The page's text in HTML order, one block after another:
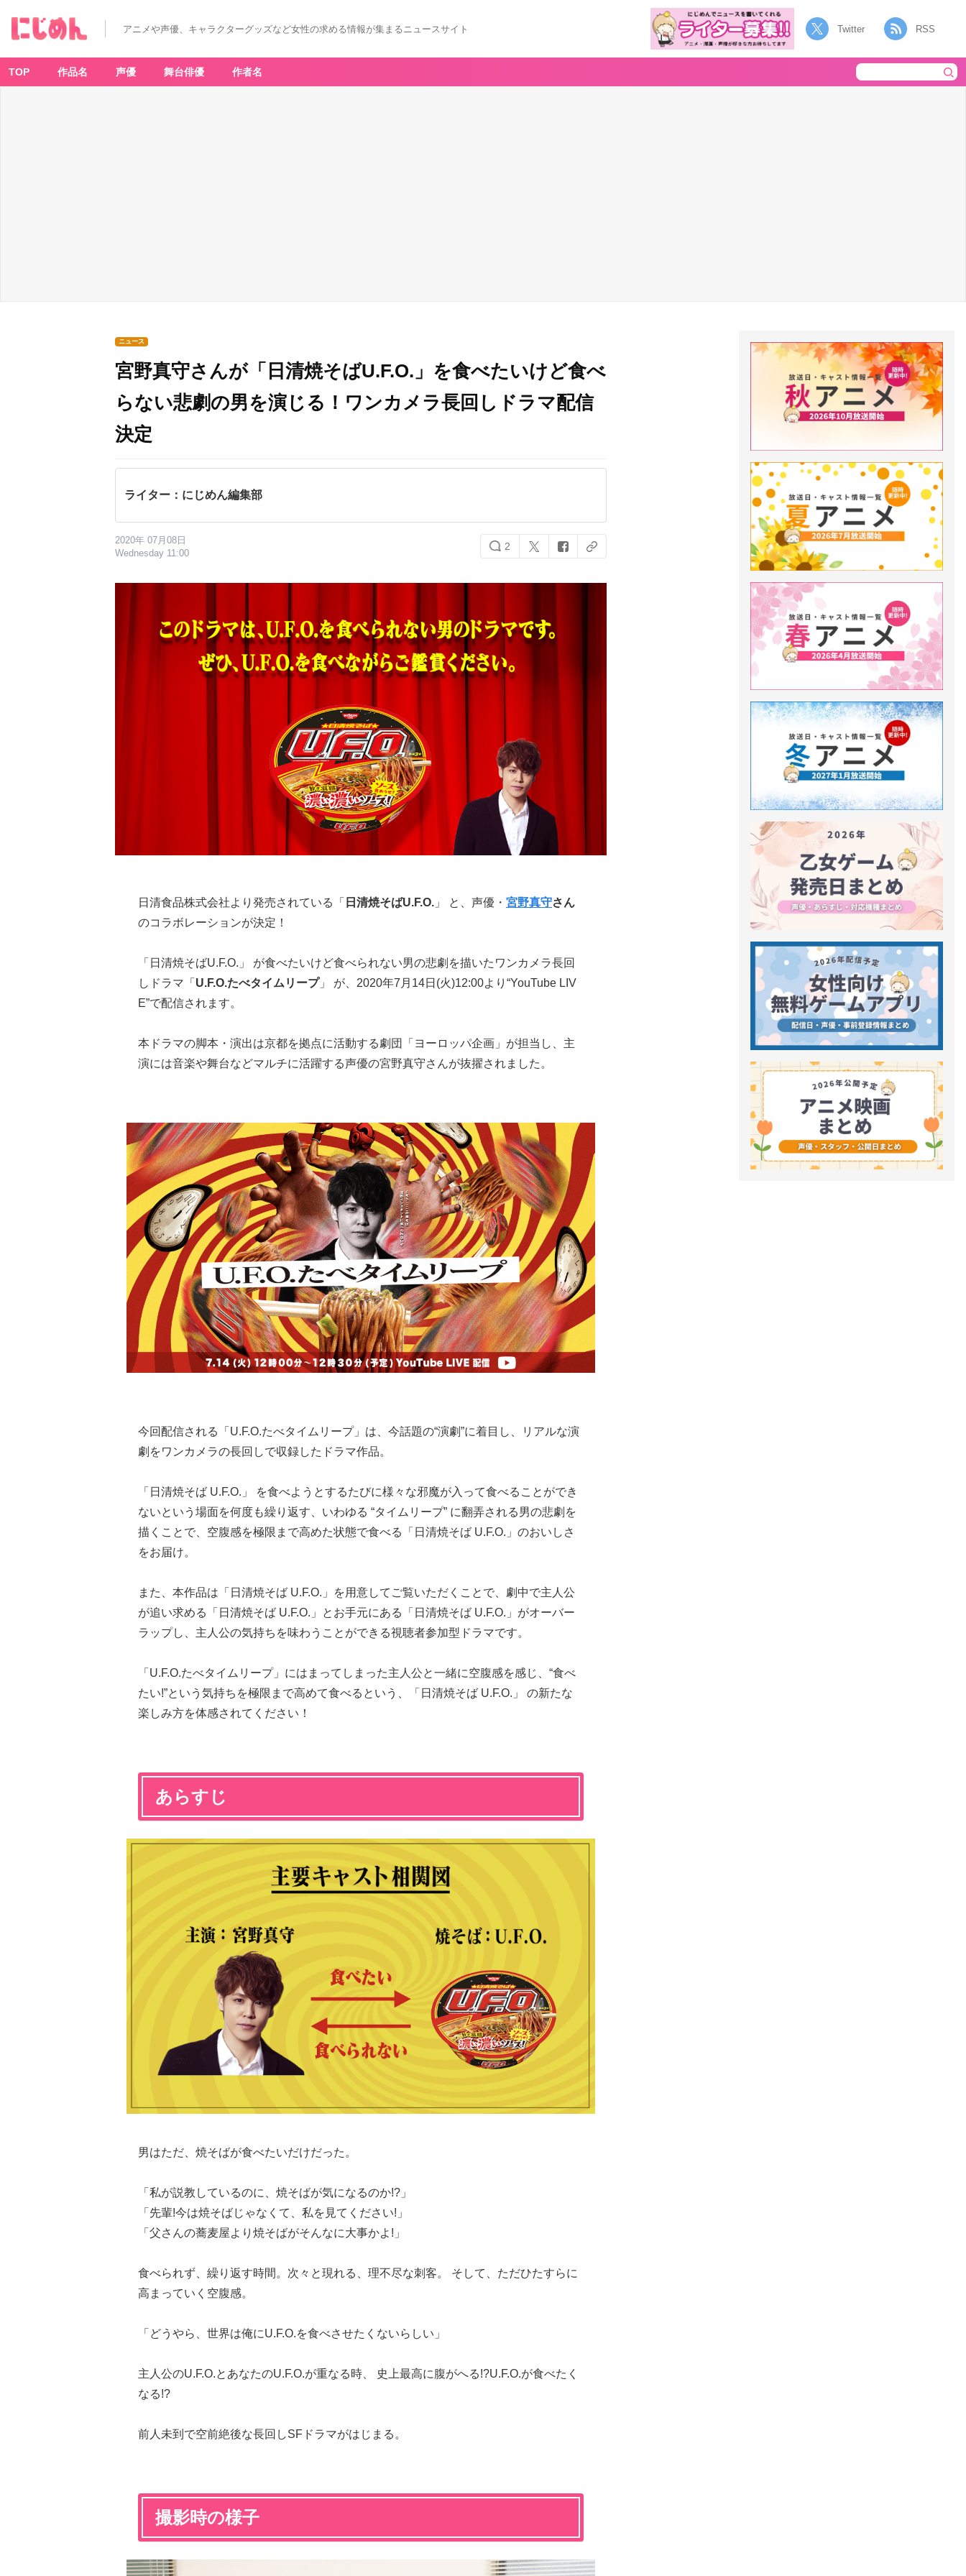
アニメや声優、キャラクターグッズなど女性の求める情報が集まるニュースサイト Twitter RSS
TOP 作品名 声優 舞台俳優 作者名
ニュース
宮野真守さんが「日清焼そばU.F.O.」を食べたいけど食べ
らない悲劇の男を演じる！ワンカメラ長回しドラマ配信
決定
ライター：にじめん編集部
2020年 07月08日
Wednesday 11:00
2
日清食品株式会社より発売されている「 日清焼そばU.F.O. 」 と、声優・ 宮野真守さん
のコラボレーションが決定！
「日清焼そばU.F.O.」 が食べたいけど食べられない男の悲劇を描いたワンカメラ長回
しドラマ「 U.F.O.たべタイムリープ」 が、2020年7月14日(火)12:00より“YouTube LIV
E”で配信されます。
本ドラマの脚本・演出は京都を拠点に活動する劇団「ヨーロッパ企画」が担当し、主
演には音楽や舞台などマルチに活躍する声優の宮野真守さんが抜擢されました。
今回配信される「U.F.O.たべタイムリープ」は、今話題の“演劇”に着目し、リアルな演
劇をワンカメラの長回しで収録したドラマ作品。
「日清焼そば U.F.O.」 を食べようとするたびに様々な邪魔が入って食べることができ
ないという場面を何度も繰り返す、いわゆる “タイムリープ” に翻弄される男の悲劇を
描くことで、空腹感を極限まで高めた状態で食べる「日清焼そば U.F.O.」のおいしさ
をお届け。
また、本作品は「日清焼そば U.F.O.」を用意してご覧いただくことで、劇中で主人公
が追い求める「日清焼そば U.F.O.」とお手元にある「日清焼そば U.F.O.」がオーバー
ラップし、主人公の気持ちを味わうことができる視聴者参加型ドラマです。
「U.F.O.たべタイムリープ」にはまってしまった主人公と一緒に空腹感を感じ、“食べ
たい!”という気持ちを極限まで高めて食べるという、「日清焼そば U.F.O.」 の新たな
楽しみ方を体感されてください！
あらすじ
男はただ、焼そばが食べたいだけだった。
「私が説教しているのに、焼そばが気になるのか!?」
「先輩!今は焼そばじゃなくて、私を見てください!」
「父さんの蕎麦屋より焼そばがそんなに大事かよ!」
食べられず、繰り返す時間。次々と現れる、理不尽な刺客。 そして、ただひたすらに
高まっていく空腹感。
「どうやら、世界は俺にU.F.O.を食べさせたくないらしい」
主人公のU.F.O.とあなたのU.F.O.が重なる時、 史上最高に腹がへる!?U.F.O.が食べたく
なる!?
前人未到で空前絶後な長回しSFドラマがはじまる。
撮影時の様子